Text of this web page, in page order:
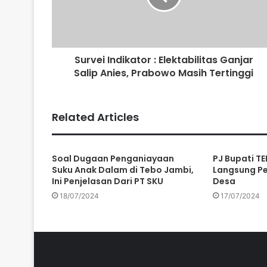
Survei Indikator : Elektabilitas Ganjar
Salip Anies, Prabowo Masih Tertinggi
Related Articles
Soal Dugaan Penganiayaan
Suku Anak Dalam di Tebo Jambi,
Ini Penjelasan Dari PT SKU
18/07/2024
PJ Bupati
Langsung
Desa
17/07/2024